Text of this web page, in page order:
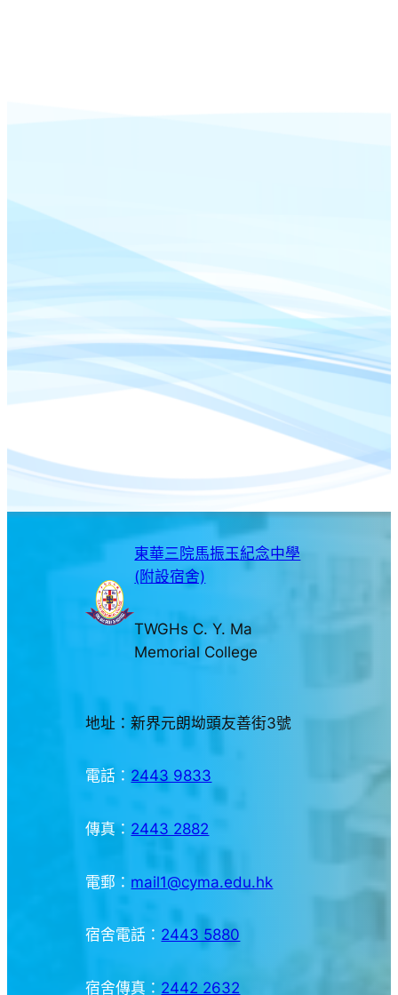
東華三院馬振玉紀念中學
(附設宿舍)
TWGHs C. Y. Ma
Memorial College
地址：新界元朗坳頭友善街3號
電話： 2443 9833
傳真： 2443 2882
電郵： mail1@cyma.edu.hk
宿舍電話： 2443 5880
宿舍傳真： 2442 2632